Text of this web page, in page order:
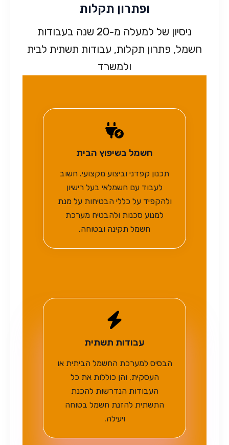
ופתרון תקלות
ניסיון של למעלה מ-20 שנה בעבודות
חשמל, פתרון תקלות, עבודות תשתית לבית
ולמשרד
חשמל בשיפוץ הבית
תכנון קפדני וביצוע מקצועי. חשוב
לעבוד עם חשמלאי בעל רישיון
ולהקפיד על כללי הבטיחות על מנת
למנוע סכנות ולהבטיח מערכת
חשמל תקינה ובטוחה.
עבודות תשתית
הבסיס למערכת החשמל הביתית או
העסקית, והן כוללות את כל
העבודות הנדרשות להכנת
התשתית להזנת חשמל בטוחה
ויעילה.